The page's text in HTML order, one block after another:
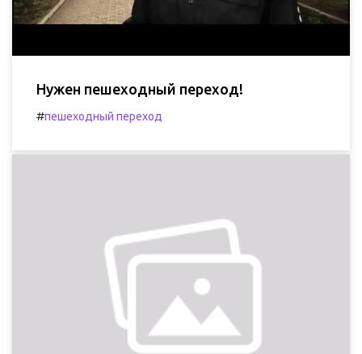
Нужен пешеходный переход!
#пешеходный переход